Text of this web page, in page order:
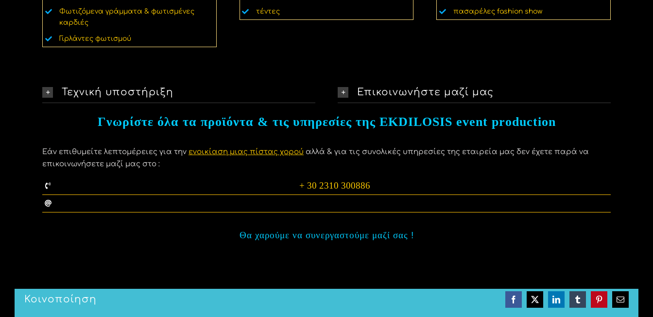
Φωτιζόμενα γράμματα & φωτισμένες
καρδιές
Γιρλάντες φωτισμού
τέντες πασαρέλες fashion show
Τεχνική υποστήριξη Επικοινωνήστε μαζί μας
Γνωρίστε όλα τα προϊόντα & τις υπηρεσίες της EKDILOSIS event production
Εάν επιθυμείτε λεπτομέρειες για την ενοικίαση μιας πίστας χορού αλλά & για τις συνολικές υπηρεσίες της εταιρεία μας δεν έχετε παρά να
επικοινωνήσετε μαζί μας στο :
+ 30 2310 300886
Θα χαρούμε να συνεργαστούμε μαζί σας !
Κοινοποίηση Facebook
X LinkedInTumblrPinterestEmail